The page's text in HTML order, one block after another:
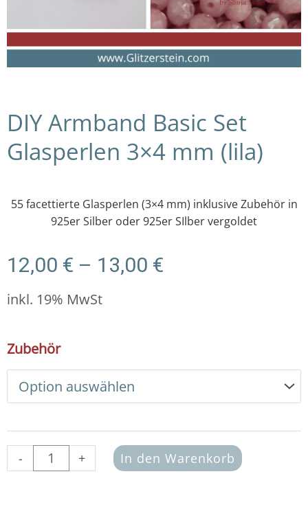
DIY Armband Basic Set
Glasperlen 3×4 mm (lila)
55 facettierte Glasperlen (3×4 mm) inklusive Zubehör in
925er Silber oder 925er SIlber vergoldet
12,00 € – 13,00 €
inkl. 19% MwSt
Zubehör
-
DIY
Armband
Basic
Set
Glasperlen
mm
(lila)
Menge
+ In den Warenkorb